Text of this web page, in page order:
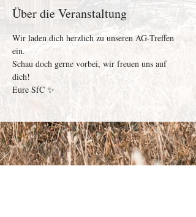
Über die Veranstaltung
Wir laden dich herzlich zu unseren AG-Treffen
ein.
Schau doch gerne vorbei, wir freuen uns auf
dich!
Eure SfC ✨